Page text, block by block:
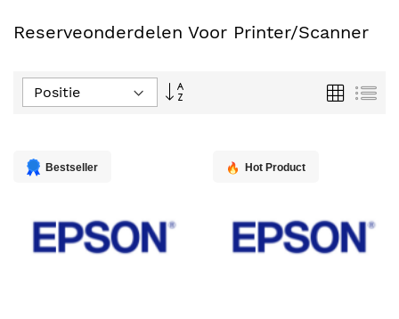
Reserveonderdelen Voor Printer/scanner
Van
Foto-
tabel
Bestseller Hot Product